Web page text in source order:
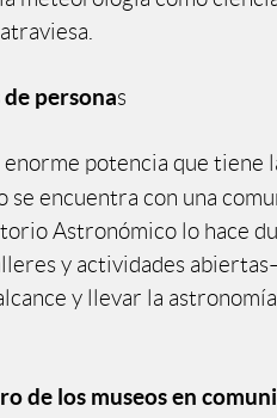
personas
potencia que tiene
se encuentra con una
Astronómico lo hace
y actividades
y llevar la
de los museos en